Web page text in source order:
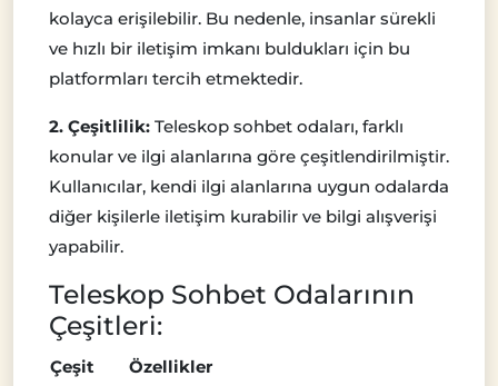
kolayca erişilebilir. Bu nedenle, insanlar sürekli
ve hızlı bir iletişim imkanı buldukları için bu
platformları tercih etmektedir.
2. Çeşitlilik: Teleskop sohbet odaları, farklı
konular ve ilgi alanlarına göre çeşitlendirilmiştir.
Kullanıcılar, kendi ilgi alanlarına uygun odalarda
diğer kişilerle iletişim kurabilir ve bilgi alışverişi
yapabilir.
Teleskop Sohbet Odalarının
Çeşitleri:
Çeşit
Özellikler